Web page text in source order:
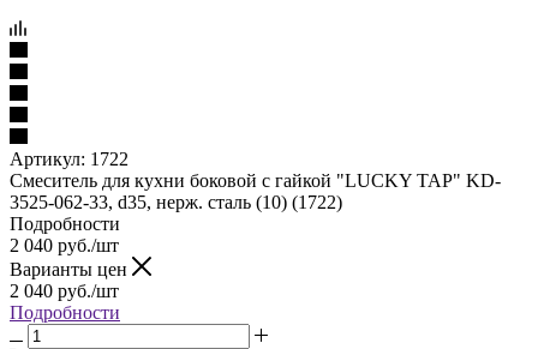
Артикул: 1722
Смеситель для кухни боковой с гайкой "LUCKY TAP" KD-
3525-062-33, d35, нерж. сталь (10) (1722)
Подробности
2 040 руб./шт
Варианты цен
2 040 руб./шт
Подробности